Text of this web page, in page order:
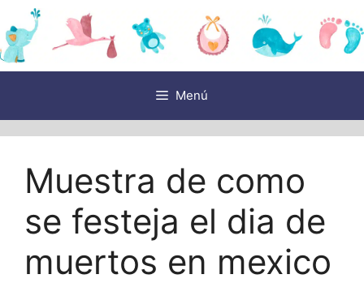
Saltar
al
contenido
Menú
Muestra de como
se festeja el dia de
muertos en mexico